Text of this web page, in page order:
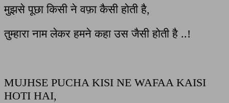
मुझसे पूछा किसी ने वफ़ा कैसी होती है,
तुम्हारा नाम लेकर हमने कहा उस जैसी होती है ..!
MUJHSE PUCHA KISI NE WAFAA KAISI
HOTI HAI,